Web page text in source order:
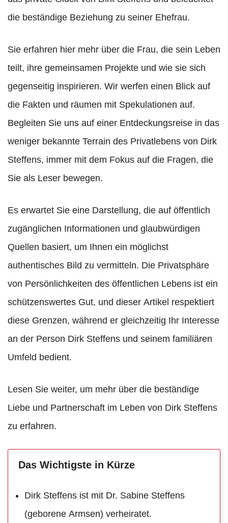
die beständige Beziehung zu seiner Ehefrau.
Sie erfahren hier mehr über die Frau, die sein Leben
teilt, ihre gemeinsamen Projekte und wie sie sich
gegenseitig inspirieren. Wir werfen einen Blick auf
die Fakten und räumen mit Spekulationen auf.
Begleiten Sie uns auf einer Entdeckungsreise in das
weniger bekannte Terrain des Privatlebens von Dirk
Steffens, immer mit dem Fokus auf die Fragen, die
Sie als Leser bewegen.
Es erwartet Sie eine Darstellung, die auf öffentlich
zugänglichen Informationen und glaubwürdigen
Quellen basiert, um Ihnen ein möglichst
authentisches Bild zu vermitteln. Die Privatsphäre
von Persönlichkeiten des öffentlichen Lebens ist ein
schützenswertes Gut, und dieser Artikel respektiert
diese Grenzen, während er gleichzeitig Ihr Interesse
an der Person Dirk Steffens und seinem familiären
Umfeld bedient.
Lesen Sie weiter, um mehr über die beständige
Liebe und Partnerschaft im Leben von Dirk Steffens
zu erfahren.
Das Wichtigste in Kürze
Dirk Steffens ist mit Dr. Sabine Steffens
(geborene Armsen) verheiratet.